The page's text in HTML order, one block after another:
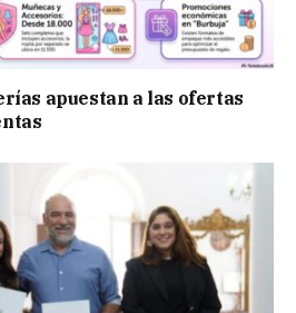
apuestan a las ofertas